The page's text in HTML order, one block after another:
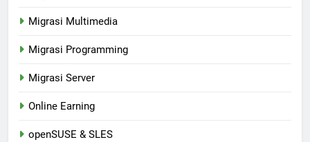
Migrasi Multimedia
Migrasi Programming
Migrasi Server
Online Earning
openSUSE & SLES